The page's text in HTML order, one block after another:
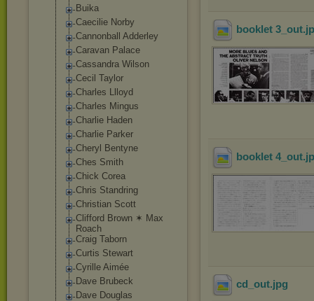
Buika
Caecilie Norby
Cannonball Adderley
Caravan Palace
Cassandra Wilson
Cecil Taylor
Charles Llloyd
Charles Mingus
Charlie Haden
Charlie Parker
Cheryl Bentyne
Ches Smith
Chick Corea
Chris Standring
Christian Scott
Clifford Brown ✶ Max
Roach
Craig Taborn
Curtis Stewart
Cyrille Aimée
Dave Brubeck
Dave Douglas
booklet 3_out
booklet 4_out
cd_out.jpg